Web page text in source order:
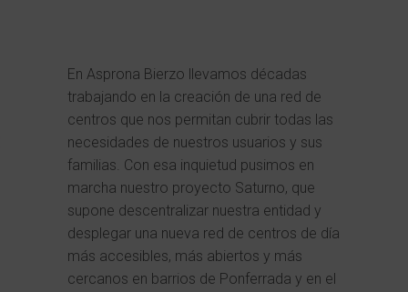
En Asprona Bierzo llevamos décadas
trabajando en la creación de una red de
centros que nos permitan cubrir todas las
necesidades de nuestros usuarios y sus
familias. Con esa inquietud pusimos en
marcha nuestro proyecto Saturno, que
supone descentralizar nuestra entidad y
desplegar una nueva red de centros de día
más accesibles, más abiertos y más
cercanos en barrios de Ponferrada y en el